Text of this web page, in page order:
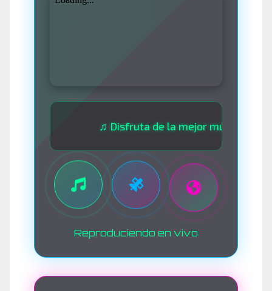
♫ Disfruta de la mejor música las 24
Reproduciendo en vivo